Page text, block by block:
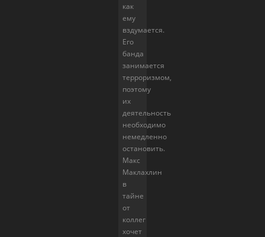
как
ему
вздумается.
Его
банда
занимается
терроризмом,
поэтому
их
деятельность
необходимо
немедленно
остановить.
Макс
Маклахлин
в
тайне
от
коллег
хочет